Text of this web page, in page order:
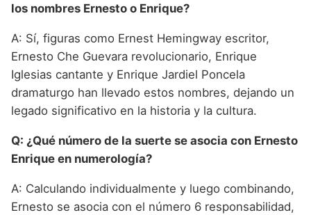
los nombres Ernesto o Enrique?
A: Sí, figuras como Ernest Hemingway escritor,
Ernesto Che Guevara revolucionario, Enrique
Iglesias cantante y Enrique Jardiel Poncela
dramaturgo han llevado estos nombres, dejando un
legado significativo en la historia y la cultura.
Q: ¿Qué número de la suerte se asocia con Ernesto
Enrique en numerología?
A: Calculando individualmente y luego combinando,
Ernesto se asocia con el número 6 responsabilidad,